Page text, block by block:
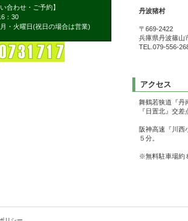
丹波猪村
〒669-2422
兵庫県丹波篠山
TEL.079-556-
アクセス
舞鶴若狭道『丹
『日置北』交
阪神高速『川西
５分。
※無料駐車場約
合わせ・ご予約】
：30
・火曜日(祝日の場合は営業)